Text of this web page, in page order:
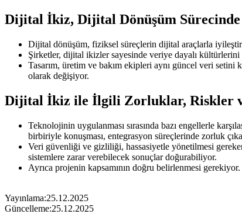
Dijital İkiz, Dijital Dönüşüm
Dijital dönüşüm, fiziksel süreçlerin dijital araçlarla
Şirketler, dijital ikizler sayesinde veriye dayalı
Tasarım, üretim ve bakım ekipleri aynı güncel veri setini
olarak değişiyor.
Dijital İkiz ile İlgili Zorluklar, Riskler
Teknolojinin uygulanması sırasında bazı engellerle
birbiriyle konuşması, entegrasyon süreçlerinde zorluk
Veri güvenliği ve gizliliği, hassasiyetle yönetilmesi
sistemlere zarar verebilecek sonuçlar doğurabiliyor.
Ayrıca projenin kapsamının doğru belirlenmesi
Yayınlama:25.12.2025
Güncelleme:25.12.2025